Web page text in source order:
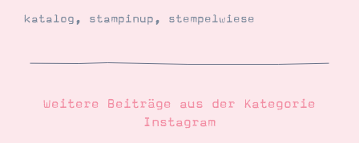
Suche Impressum Datenschutz
katalog, stampinup, stempelwiese
Weitere Beiträge aus der Kategorie
Instagram